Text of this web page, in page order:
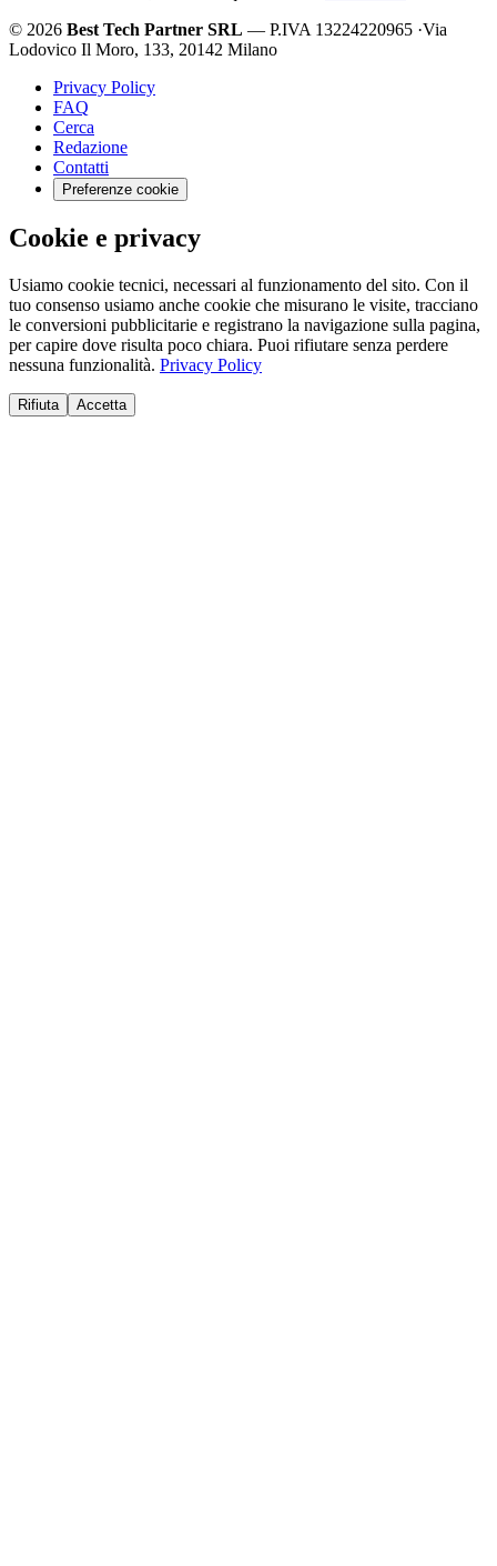
© 2026 Best Tech Partner SRL — P.IVA 13224220965 ·Via
Lodovico Il Moro, 133, 20142 Milano
Privacy Policy
FAQ
Cerca
Redazione
Contatti
Preferenze cookie
Cookie e privacy
Usiamo cookie tecnici, necessari al funzionamento del sito. Con il
tuo consenso usiamo anche cookie che misurano le visite, tracciano
le conversioni pubblicitarie e registrano la navigazione sulla pagina,
per capire dove risulta poco chiara. Puoi rifiutare senza perdere
nessuna funzionalità. Privacy Policy
Rifiuta Accetta